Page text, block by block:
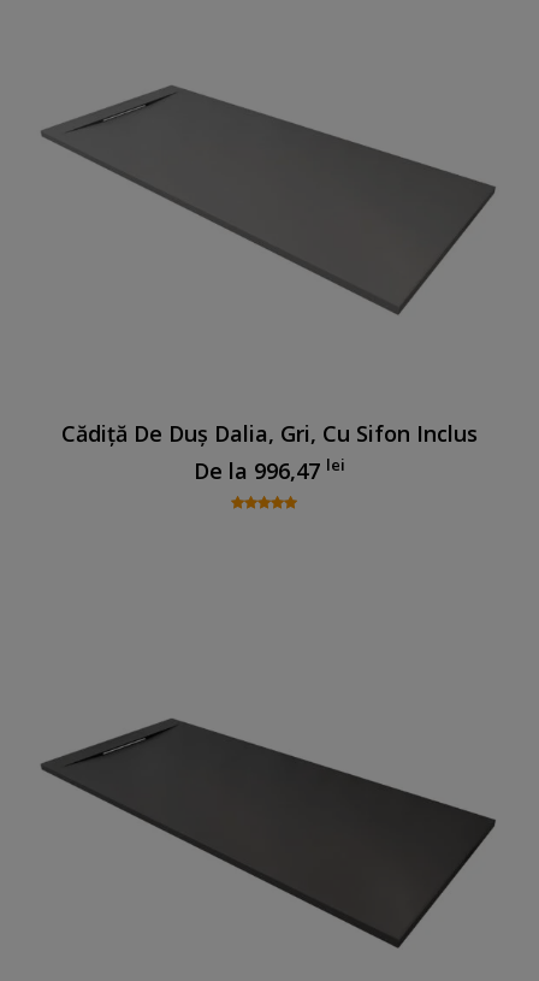
Cădiță De Duș Dalia, Gri, Cu Sifon Inclus
De la 996,47 lei